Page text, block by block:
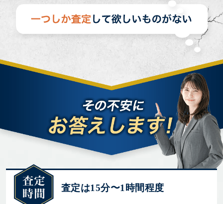
査定は15分〜1時間程度